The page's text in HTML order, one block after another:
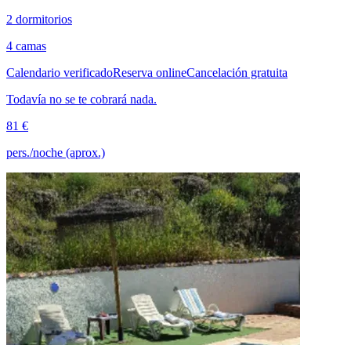
2 dormitorios
4 camas
Calendario verificadoReserva onlineCancelación gratuita
Todavía no se te cobrará nada.
81 €
pers./noche (aprox.)